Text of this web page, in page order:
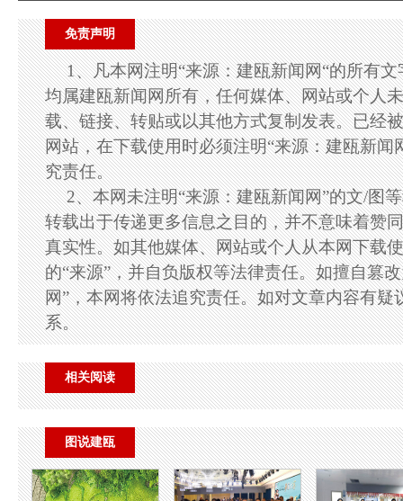
免责声明
1、凡本网注明“来源：建瓯新闻网“的所有
均属建瓯新闻网所有，任何媒体、网站或个人
载、链接、转贴或以其他方式复制发表。已经
网站，在下载使用时必须注明“来源：建瓯新闻
究责任。
2、本网未注明“来源：建瓯新闻网”的文/图
转载出于传递更多信息之目的，并不意味着赞
真实性。如其他媒体、网站或个人从本网下载
的“来源”，并自负版权等法律责任。如擅自篡
网”，本网将依法追究责任。如对文章内容有疑
系。
相关阅读
图说建瓯